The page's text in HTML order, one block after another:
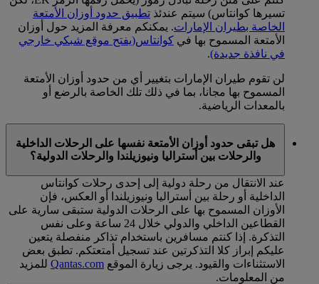
تسيرها كوانتاس) سيتم عندئذ تطبيق حدود أوزان الأمتعة
الخاصة بطيران الإمارات. يمكنكم معرفة المزيد حول أوزان
الأمتعة المسموح بها في كوانتاس(يفتح موقع شبكي خارجي
في نافذة جديدة).
لن تقوم طيران الإمارات بتغيير أي من حدود أوزان الأمتعة
المسموح بها مجانا، بما في ذلك تلك الخاصة بالرضع أو
بالمعدات الرياضية.
هل تبقى حدود أوزان الأمتعة نفسها على الرحلات الداخلية
والرحلات بين أستراليا ونيوزيلندا والرحلات الدولية؟
عند الانتقال من رحلة دولية إلى إحدى رحلات كوانتاس
الداخلية أو رحلة بين أستراليا ونيوزيلندا أو العكس، فإن
الأوزان المسموح بها على الرحلات الدولية ستبقى سارية على
القطاعين الداخلي والدولي خلال 24 ساعة وعلى نفس
التذكرة. إذا كنتم مسافرين باستخدام تذاكر منفصلة يتعين
عليكم إبراز كلا التذكرتين عند تسجيل أمتعتكم. تطبق بعض
الاستثناءات والقيود. يرجى زيارة الموقع Qantas.com للمزيد
من المعلومات.